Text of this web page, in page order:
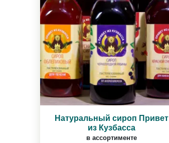
Натуральный сироп Привет
из Кузбасса
в ассортименте